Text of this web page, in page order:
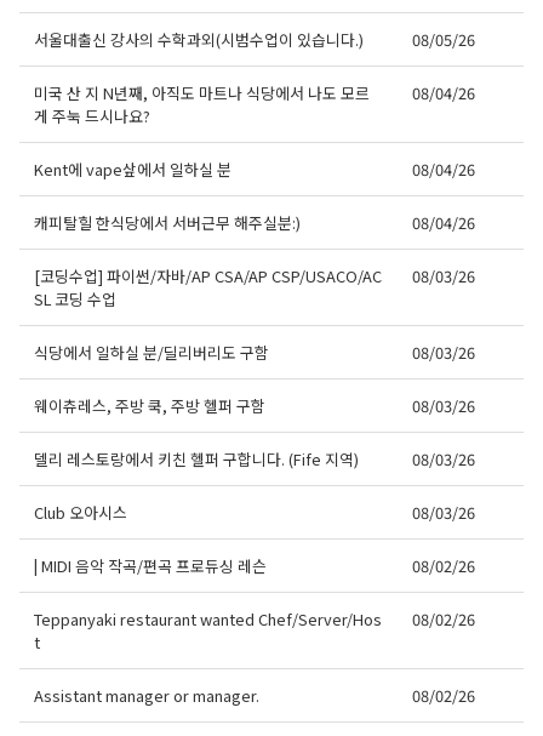
서울대출신 강사의 수학과외(시범수업이 있습니다.) 08/05/26
미국 산 지 N년째, 아직도 마트나 식당에서 나도 모르
게 주눅 드시나요?
08/04/26
Kent에 vape샆에서 일하실 분 08/04/26
캐피탈힐 한식당에서 서버근무 해주실분:) 08/04/26
[코딩수업] 파이썬/자바/AP CSA/AP CSP/USACO/AC
SL 코딩 수업
08/03/26
식당에서 일하실 분/딜리버리도 구함 08/03/26
웨이츄레스, 주방 쿡, 주방 헬퍼 구함 08/03/26
델리 레스토랑에서 키친 헬퍼 구합니다. (Fife 지역) 08/03/26
Club 오아시스 08/03/26
| MIDI 음악 작곡/편곡 프로듀싱 레슨 08/02/26
Teppanyaki restaurant wanted Chef/Server/Hos
t
08/02/26
Assistant manager or manager. 08/02/26